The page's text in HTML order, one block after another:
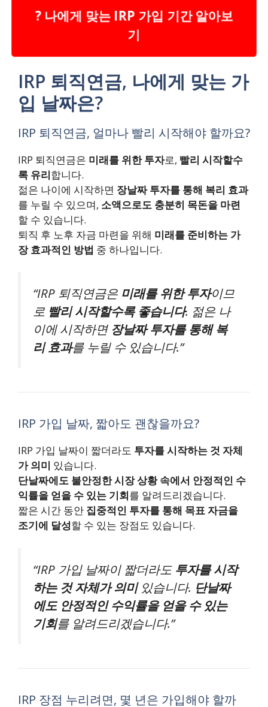
? 나에게 맞는 IRP 가입 기간 알아보
기
IRP 퇴직연금, 나에게 맞는 가
입 날짜은?
IRP 퇴직연금, 얼마나 빨리 시작해야 할까요?
IRP 퇴직연금은 미래를 위한 투자로, 빨리 시작할수
록 유리합니다.
젊은 나이에 시작하면 장날짜 투자를 통해 복리 효과
를 누릴 수 있으며, 소액으로도 충분히 목돈을 마련
할 수 있습니다.
퇴직 후 노후 자금 마련을 위해 미래를 준비하는 가
장 효과적인 방법 중 하나입니다.
“IRP 퇴직연금은 미래를 위한 투자이므
로 빨리 시작할수록 좋습니다. 젊은 나
이에 시작하면 장날짜 투자를 통해 복
리 효과를 누릴 수 있습니다.”
IRP 가입 날짜, 짧아도 괜찮을까요?
IRP 가입 날짜이 짧더라도 투자를 시작하는 것 자체
가 의미 있습니다.
단날짜에도 불안정한 시장 상황 속에서 안정적인 수
익률을 얻을 수 있는 기회를 알려드리겠습니다.
짧은 시간 동안 집중적인 투자를 통해 목표 자금을
조기에 달성할 수 있는 장점도 있습니다.
“IRP 가입 날짜이 짧더라도 투자를 시작
하는 것 자체가 의미있습니다. 단날짜
에도 안정적인 수익률을 얻을 수 있는
기회를 알려드리겠습니다.”
IRP 장점 누리려면, 몇 년은 가입해야 할까